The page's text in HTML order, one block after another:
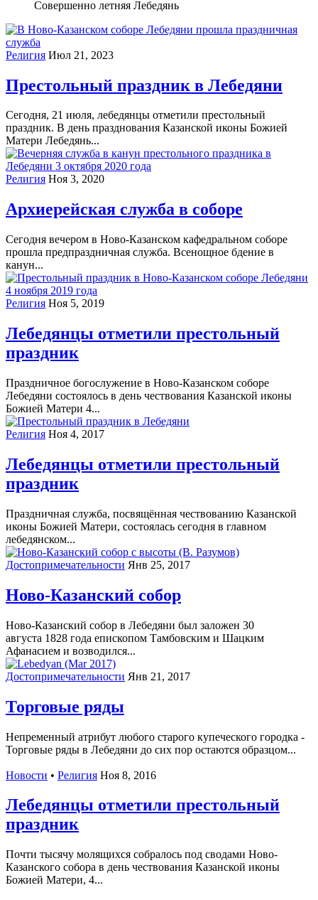
Совершенно летняя Лебедянь
Религия Июл 21, 2023
Престольный праздник в Лебедяни
Сегодня, 21 июля, лебедянцы отметили престольный
праздник. В день празднования Казанской иконы Божией
Матери Лебедянь...
Религия Ноя 3, 2020
Архиерейская служба в соборе
Сегодня вечером в Ново-Казанском кафедральном соборе
прошла предпраздничная служба. Всенощное бдение в
канун...
Религия Ноя 5, 2019
Лебедянцы отметили престольный
праздник
Праздничное богослужение в Ново-Казанском соборе
Лебедяни состоялось в день чествования Казанской иконы
Божией Матери 4...
Религия Ноя 4, 2017
Лебедянцы отметили престольный
праздник
Праздничная служба, посвящённая чествованию Казанской
иконы Божией Матери, состоялась сегодня в главном
лебедянском...
Достопримечательности Янв 25, 2017
Ново-Казанский собор
Ново-Казанский собор в Лебедяни был заложен 30
августа 1828 года епископом Тамбовским и Шацким
Афанасием и возводился...
Достопримечательности Янв 21, 2017
Торговые ряды
Непременный атрибут любого старого купеческого городка -
Торговые ряды в Лебедяни до сих пор остаются образцом...
Новости • Религия Ноя 8, 2016
Лебедянцы отметили престольный
праздник
Почти тысячу молящихся собралось под сводами Ново-
Казанского собора в день чествования Казанской иконы
Божией Матери, 4...